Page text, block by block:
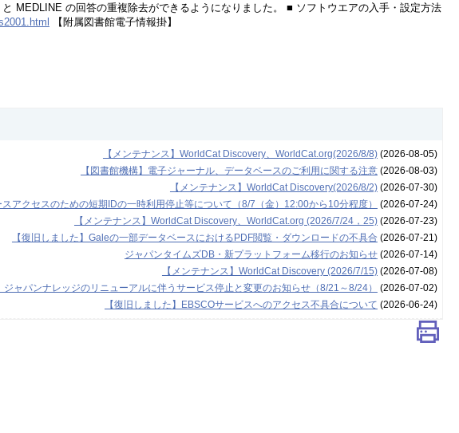
MEDLINE の回答の重複除去ができるようになりました。 ■ ソフトウエアの入手・設定方法
【附属図書館電子情報掛】
【メンテナンス】WorldCat Discovery、WorldCat.org(2026/8/8)(2026-08-05)
【図書館機構】電子ジャーナル、データベースのご利用に関する注意(2026-08-03)
【メンテナンス】WorldCat Discovery(2026/8/2)(2026-07-30)
スアクセスのための短期IDの一時利用停止等について（8/7（金）12:00から10分程度）
(2026-07-24)
【メンテナンス】WorldCat Discovery、WorldCat.org (2026/7/24，25)(2026-07-23)
【復旧しました】Galeの一部データベースにおけるPDF閲覧・ダウンロードの不具合 (2026-07-21)
ジャパンタイムズDB・新プラットフォーム移行のお知らせ(2026-07-14)
【メンテナンス】WorldCat Discovery (2026/7/15)(2026-07-08)
ジャパンナレッジのリニューアルに伴うサービス停止と変更のお知らせ（8/21～8/24）
(2026-07-02)
【復旧しました】EBSCOサービスへのアクセス不具合について (2026-06-24)